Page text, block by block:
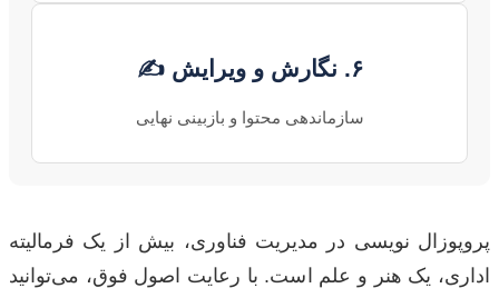
۶. نگارش و ویرایش ✍️
سازماندهی محتوا و بازبینی نهایی
پروپوزال نویسی در مدیریت فناوری، بیش از یک فرمالیته
اداری، یک هنر و علم است. با رعایت اصول فوق، می‌توانید